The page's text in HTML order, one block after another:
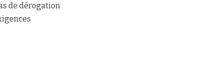
de dérogation